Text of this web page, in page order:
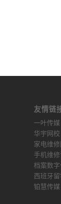
友情链
一叶传媒
华宇网校
家电维
手机维
档案数
西班牙
铂慧传媒